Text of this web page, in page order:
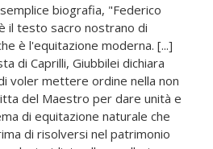
biografia, "Federico
il testo sacro nostrano di
è l'equitazione moderna. [...]
di Caprilli, Giubbilei dichiara
voler mettere ordine nella non
del Maestro per dare unità e
di equitazione naturale che
di risolversi nel patrimonio